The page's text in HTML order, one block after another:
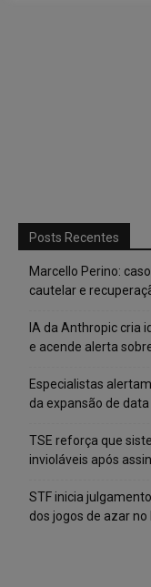
Posts Recentes
Marcello Perino:
cautelar e
IA da Anthropic cria
e acende alerta
Especialistas
da expansão de
TSE reforça que
invioláveis após
STF inicia
dos jogos de azar no